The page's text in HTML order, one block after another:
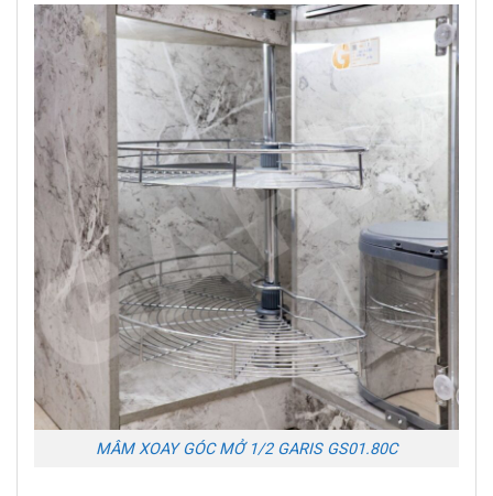
MÂM XOAY GÓC MỞ 1/2 GARIS GS01.80C